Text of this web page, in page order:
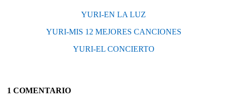
YURI-EN LA LUZ
YURI-MIS 12 MEJORES CANCIONES
YURI-EL CONCIERTO
1 COMENTARIO